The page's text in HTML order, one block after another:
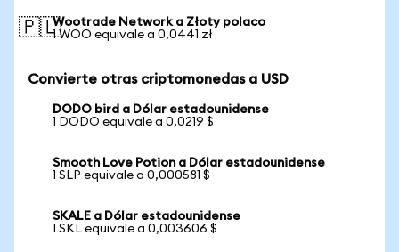
🇵🇱Wootrade Network a Złoty polaco
1 WOO equivale a 0,0441 zł
Convierte otras criptomonedas a USD
DODO bird a Dólar estadounidense
1 DODO equivale a 0,0219 $
Smooth Love Potion a Dólar estadounidense
1 SLP equivale a 0,000581 $
SKALE a Dólar estadounidense
1 SKL equivale a 0,003606 $